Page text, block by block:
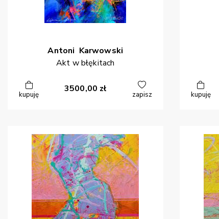
Antoni Karwowski
Akt w błękitach
kupuję
3500,00 zł
zapisz kupuję